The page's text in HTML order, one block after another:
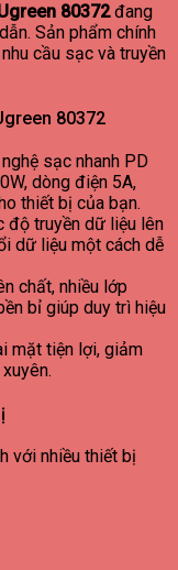
80372đang
Sản phẩm chính
cầu sạc và truyền
80372
sạc nhanh PD
dòng điện 5A,
thiết bị của bạn.
độ truyền dữ liệu lên
dữ liệu một cách dễ
chất, nhiều lớp
bỉ giúp duy trì hiệu
mặt tiện lợi, giảm
với nhiều thiết bị